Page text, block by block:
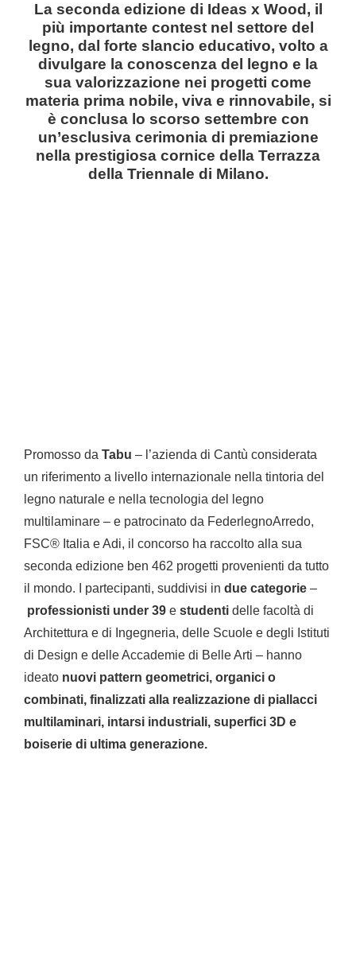
La seconda edizione di Ideas x Wood, il
più importante contest nel settore del
legno, dal forte slancio educativo, volto a
divulgare la conoscenza del legno e la
sua valorizzazione nei progetti come
materia prima nobile, viva e rinnovabile, si
è conclusa lo scorso settembre con
un’esclusiva cerimonia di premiazione
nella prestigiosa cornice della Terrazza
della Triennale di Milano.
Promosso da Tabu – l’azienda di Cantù considerata
un riferimento a livello internazionale nella tintoria del
legno naturale e nella tecnologia del legno
multilaminare – e patrocinato da FederlegnoArredo,
FSC® Italia e Adi, il concorso ha raccolto alla sua
seconda edizione ben 462 progetti provenienti da tutto
il mondo. I partecipanti, suddivisi in due categorie –
professionisti under 39 e studenti delle facoltà di
Architettura e di Ingegneria, delle Scuole e degli Istituti
di Design e delle Accademie di Belle Arti – hanno
ideato nuovi pattern geometrici, organici o
combinati, finalizzati alla realizzazione di piallacci
multilaminari, intarsi industriali, superfici 3D e
boiserie di ultima generazione.